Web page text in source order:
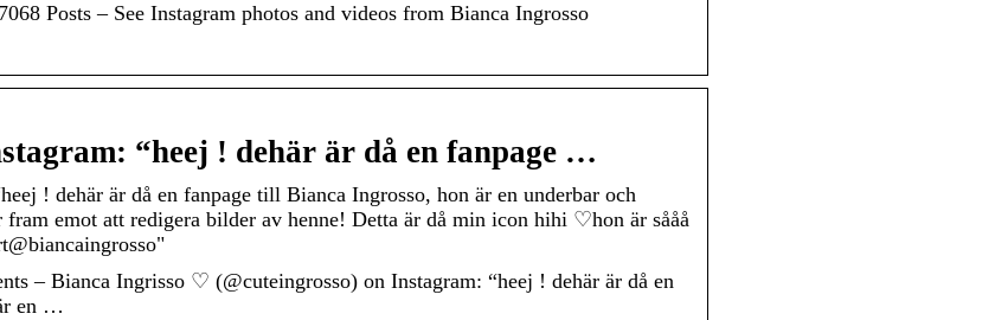
Posts – See Instagram photos and videos from Bianca Ingrosso
“heej ! dehär är då en fanpage …
! dehär är då en fanpage till Bianca Ingrosso, hon är en underbar och
fram emot att redigera bilder av henne! Detta är då min icon hihi ♡hon är sååå
– Bianca Ingrisso ♡ (@cuteingrosso) on Instagram: “heej ! dehär är då en
en …